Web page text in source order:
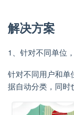
解决方案
1、针对不同单位
针对不同用户和单
据自动分类，同时